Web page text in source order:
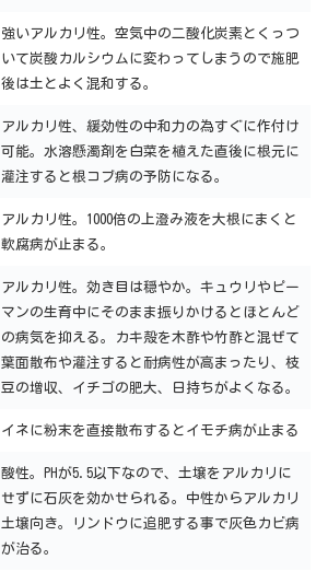
強いアルカリ性。空気中の二酸化炭素とくっつ
いて炭酸カルシウムに変わってしまうので施肥
後は土とよく混和する。
アルカリ性、緩効性の中和力の為すぐに作付け
可能。水溶懸濁剤を白菜を植えた直後に根元に
灌注すると根コブ病の予防になる。
アルカリ性。1000倍の上澄み液を大根にまくと
軟腐病が止まる。
アルカリ性。効き目は穏やか。キュウリやピー
マンの生育中にそのまま振りかけるとほとんど
の病気を抑える。カキ殻を木酢や竹酢と混ぜて
葉面散布や灌注すると耐病性が高まったり、枝
豆の増収、イチゴの肥大、日持ちがよくなる。
イネに粉末を直接散布するとイモチ病が止まる
酸性。PHが5.5以下なので、土壌をアルカリに
せずに石灰を効かせられる。中性からアルカリ
土壌向き。リンドウに追肥する事で灰色カビ病
が治る。